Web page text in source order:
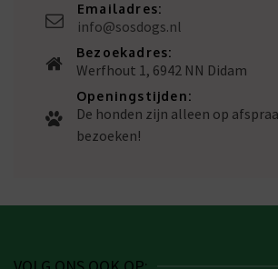
Emailadres:
info@sosdogs.nl
Bezoekadres:
Werfhout 1, 6942 NN Didam
Openingstijden:
De honden zijn alleen op
bezoeken!